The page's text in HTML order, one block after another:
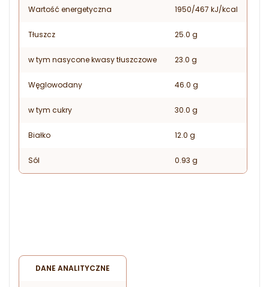
Wartość energetyczna 1950/467 kJ/kcal
Tłuszcz 25.0 g
w tym nasycone kwasy tłuszczowe 23.0 g
Węglowodany 46.0 g
w tym cukry 30.0 g
Białko 12.0 g
Sól 0.93 g
DANE ANALITYCZNE